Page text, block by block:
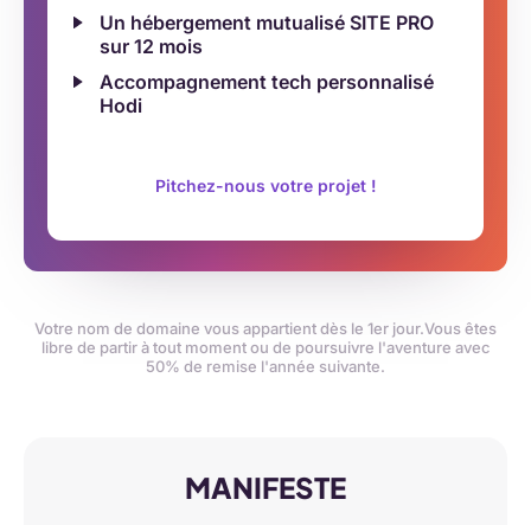
Un hébergement mutualisé SITE PRO
sur 12 mois
Accompagnement tech personnalisé
Hodi
Pitchez-nous votre projet !
Votre nom de domaine vous appartient dès le 1er jour.Vous êtes
libre de partir à tout moment ou de poursuivre l'aventure avec
50% de remise l'année suivante.
MANIFESTE